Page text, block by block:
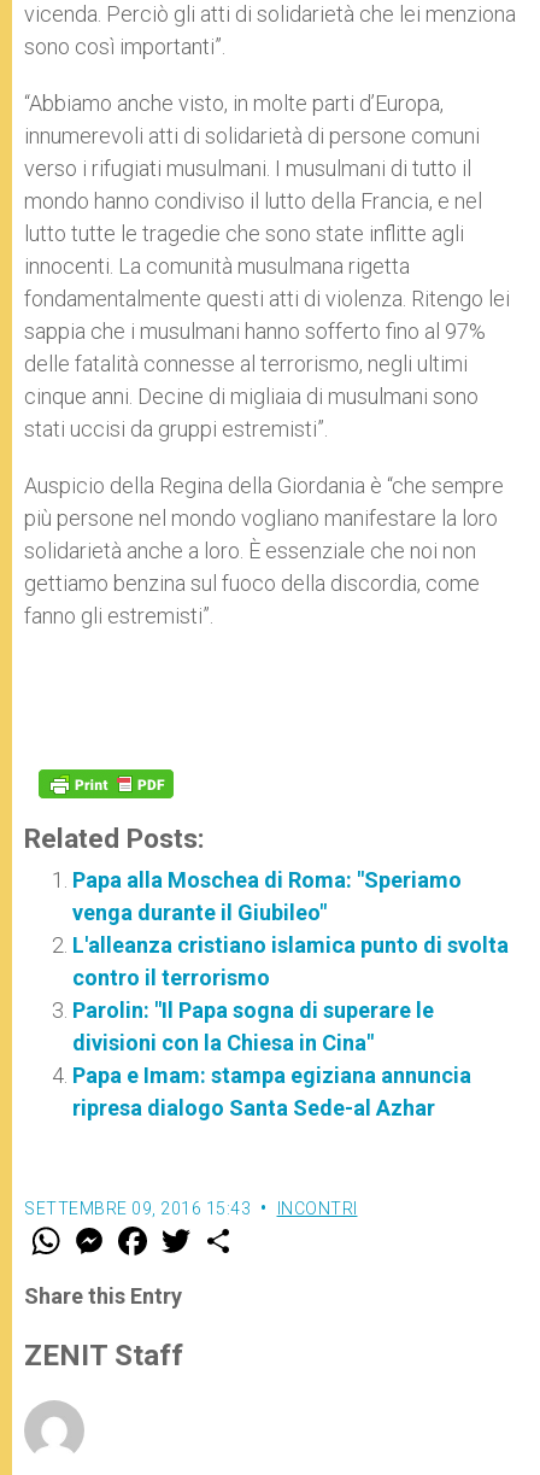
vicenda. Perciò gli atti di solidarietà che lei menziona
sono così importanti”.
“Abbiamo anche visto, in molte parti d’Europa,
innumerevoli atti di solidarietà di persone comuni
verso i rifugiati musulmani. I musulmani di tutto il
mondo hanno condiviso il lutto della Francia, e nel
lutto tutte le tragedie che sono state inflitte agli
innocenti. La comunità musulmana rigetta
fondamentalmente questi atti di violenza. Ritengo lei
sappia che i musulmani hanno sofferto fino al 97%
delle fatalità connesse al terrorismo, negli ultimi
cinque anni. Decine di migliaia di musulmani sono
stati uccisi da gruppi estremisti”.
Auspicio della Regina della Giordania è “che sempre
più persone nel mondo vogliano manifestare la loro
solidarietà anche a loro. È essenziale che noi non
gettiamo benzina sul fuoco della discordia, come
fanno gli estremisti”.
Related Posts:
Papa alla Moschea di Roma: "Speriamo
venga durante il Giubileo"
L'alleanza cristiano islamica punto di svolta
contro il terrorismo
Parolin: "Il Papa sogna di superare le
divisioni con la Chiesa in Cina"
Papa e Imam: stampa egiziana annuncia
ripresa dialogo Santa Sede-al Azhar
SETTEMBRE 09, 2016 15:43 INCONTRI
W
t
s
p
p
M
e
s
e
g
e
F
a
e
b
o
k
w
Share this Entry
ZENIT Staff